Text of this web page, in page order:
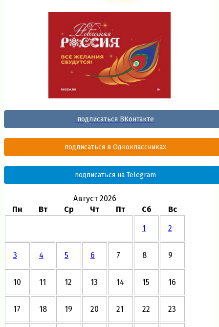
подписаться ВКонтакте
подписаться в Одноклассниках
подписаться на Telegram
Август 2026
Пн
Вт Ср Чт Пт Сб Вс
1 2
3 4 5 6 7 8 9
10 11 12 13 14 15 16
17 18 19 20 21 22 23